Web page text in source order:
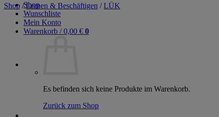
Shop
Wunschliste
Mein Konto
Warenkorb /0,00 € 0
Es befinden sich keine Produkte im Warenkorb.
Zurück zum Shop
Shop / Lernen & Beschäftigen / LÜK